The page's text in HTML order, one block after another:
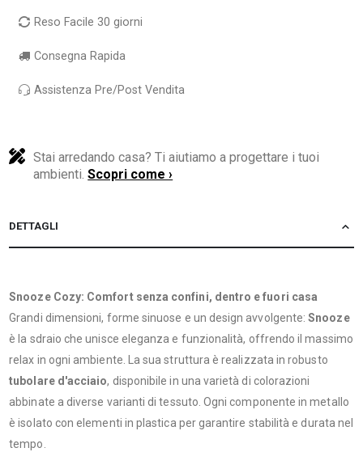
Reso Facile 30 giorni
Consegna Rapida
Assistenza Pre/Post Vendita
Stai arredando casa? Ti aiutiamo a progettare i tuoi
ambienti.Scopri come ›
DETTAGLI
Snooze Cozy: Comfort senza confini, dentro e fuori casa
Grandi dimensioni, forme sinuose e un design avvolgente:Snooze
è la sdraio che unisce eleganza e funzionalità, offrendo il massimo
relax in ogni ambiente. La sua struttura è realizzata in robusto
tubolare d'acciaio, disponibile in una varietà di colorazioni
abbinate a diverse varianti di tessuto. Ogni componente in metallo
è isolato con elementi in plastica per garantire stabilità e durata nel
tempo.